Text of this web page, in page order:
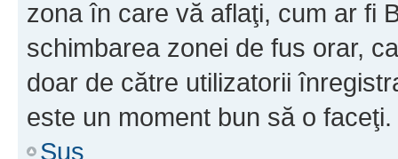
zona în care vă aflaţi, cum ar fi
schimbarea zonei de fus orar,
doar de către utilizatorii
este un moment bun să o faceţi.
Sus